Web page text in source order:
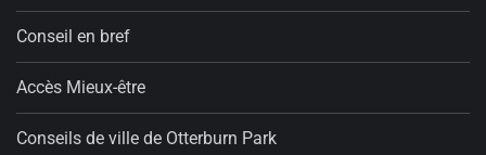
Conseil en bref
Accès Mieux-être
Conseils de ville de Otterburn Park